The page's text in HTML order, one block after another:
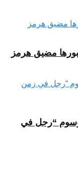
مضيق هرمز
“رجل في